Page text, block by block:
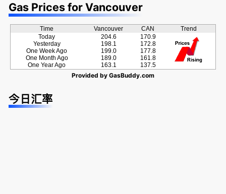
Gas Prices for Vancouver
Time Vancouver CAN
Trend
Today
Yesterday
One Week Ago
One Month Ago
One Year Ago
204.6
198.1
199.0
189.0
163.1
170.9
172.8
177.8
161.8
137.5
Provided by GasBuddy.com
今日汇率